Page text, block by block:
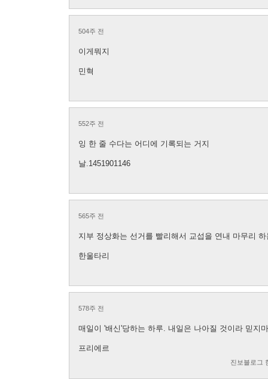
504주 전
이게뭐지
민혁
552주 전
잉 한 줄 수다는 어디에 기록되는 거지
날.1451901146
565주 전
지부 정상화는 선거를 빨리해서 교섭을 연내 마무리
한울타리
578주 전
매일이 '배신'당하는 하루. 내일은 나아질 것이라 믿지
프리에르
진보블로그